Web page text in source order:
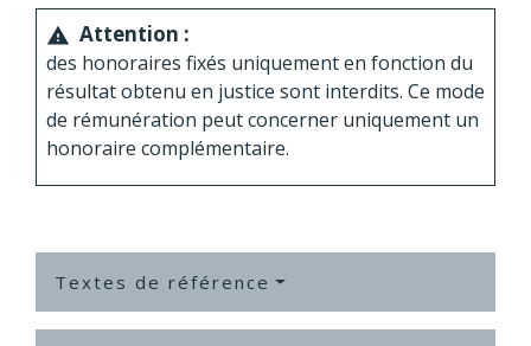
warning Attention :
des honoraires fixés uniquement en fonction du
résultat obtenu en justice sont interdits. Ce mode
de rémunération peut concerner uniquement un
honoraire complémentaire.
Textes de référence